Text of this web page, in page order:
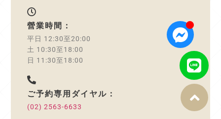
營業時間：
平日 12:30至20:00
土 10:30至18:00
日 11:30至18:00
ご予約専用ダイヤル：
(02) 2563-6633